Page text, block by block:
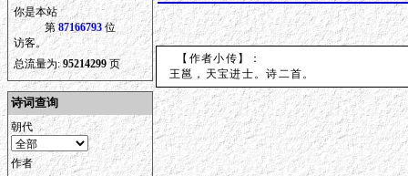
你是本站
第87166793位
访客。
总流量为:95214299 页
诗词查询
朝代
作者
【作者小传】：
王邕，天宝进士。诗二首。